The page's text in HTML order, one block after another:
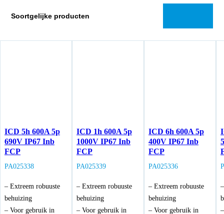
Soortgelijke producten
ICD 5h 600A 5p
690V IP67 Inb
FCP
PA025338
– Extreem robuuste
behuizing
– Voor gebruik in
ICD 1h 600A 5p
1000V IP67 Inb
FCP
PA025339
– Extreem robuuste
behuizing
– Voor gebruik in
ICD 6h 600A 5p
400V IP67 Inb
FCP
PA025336
– Extreem robuuste
behuizing
– Voor gebruik in